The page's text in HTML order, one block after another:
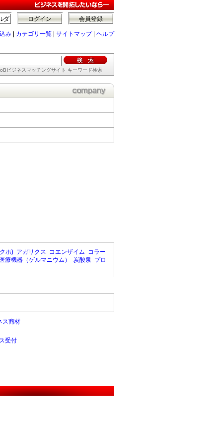
会員登録
ログイン
ダ
み カテゴリ一覧 サイトマップ| ヘルプ
ビジネスマッチングサイト キーワード検索
ホ) アガリクス コエンザイム コラー
医療機器（ゲルマニウム） 炭酸泉 プロ
ス商材
受付